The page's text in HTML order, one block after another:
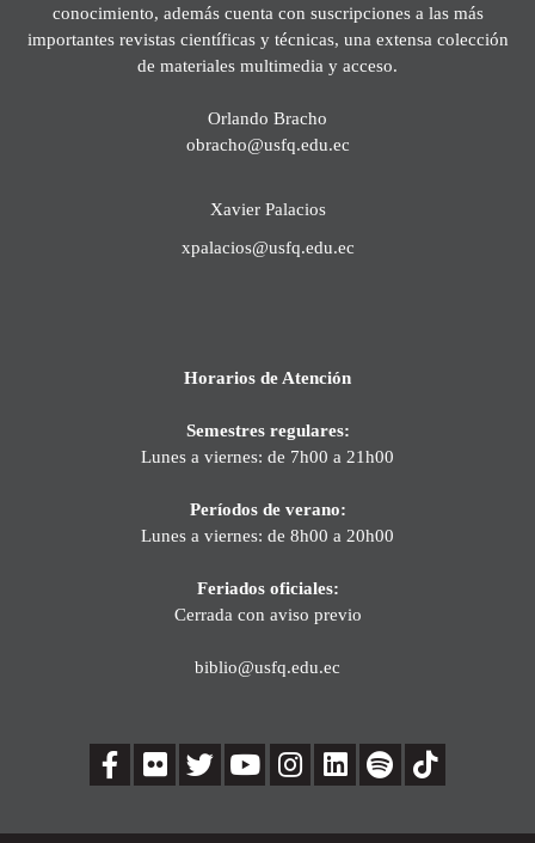
conocimiento, además cuenta con suscripciones a las más
importantes revistas científicas y técnicas, una extensa colección
de materiales multimedia y acceso.
Orlando Bracho
obracho@usfq.edu.ec
Xavier Palacios
xpalacios@usfq.edu.ec
Horarios de Atención
Semestres regulares:
Lunes a viernes: de 7h00 a 21h00
Períodos de verano:
Lunes a viernes: de 8h00 a 20h00
Feriados oficiales:
Cerrada con aviso previo
biblio@usfq.edu.ec